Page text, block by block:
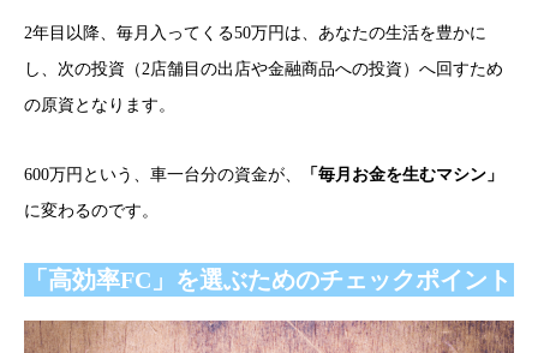
2年目以降、毎月入ってくる50万円は、あなたの生活を豊かに
し、次の投資（2店舗目の出店や金融商品への投資）へ回すため
の原資となります。
600万円という、車一台分の資金が、
「毎月お金を生むマシン」
に変わるのです。
「高効率FC」を選ぶためのチェックポイント